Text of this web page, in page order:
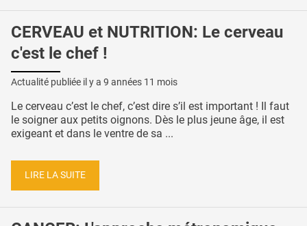
CERVEAU et NUTRITION: Le cerveau
c'est le chef !
Actualité publiée il y a 9 années 11 mois
Le cerveau c’est le chef, c’est dire s’il est important ! Il faut
le soigner aux petits oignons. Dès le plus jeune âge, il est
exigeant et dans le ventre de sa ...
LIRE LA SUITE